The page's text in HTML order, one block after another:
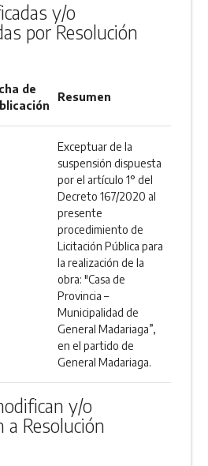
y/o
por Resolución
de
Resumen
Exceptuar de la
suspensión dispuesta
por el artículo 1° del
Decreto 167/2020 al
presente
procedimiento de
Licitación Pública para
la realización de la
obra: "Casa de
Provincia –
Municipalidad de
General Madariaga”,
en el partido de
General Madariaga.
y/o
a Resolución